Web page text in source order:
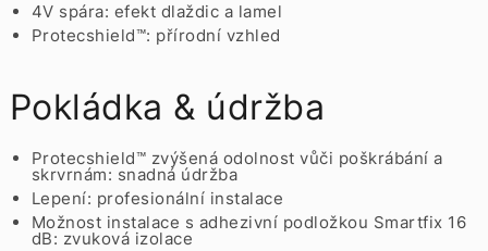
4V spára: efekt dlaždic a lamel
Protecshield™: přírodní vzhled
Pokládka & údržba
Protecshield™ zvýšená odolnost vůči poškrábání a
skrvrnám: snadná údržba
Lepení: profesionální instalace
Možnost instalace s adhezivní podložkou Smartfix 16
dB: zvuková izolace